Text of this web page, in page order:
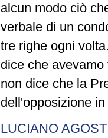
alcun modo ciò
verbale di un
tre righe ogni
dice che
non dice che la
dell'opposizione
LUCIANO